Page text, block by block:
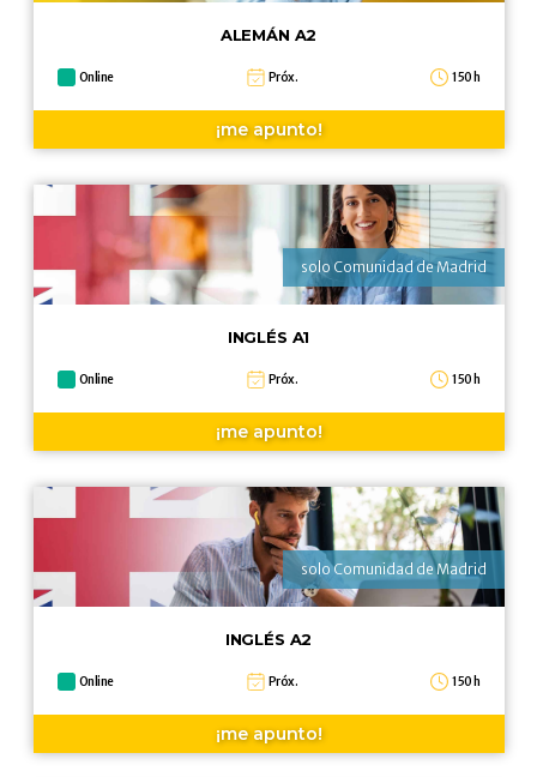
ALEMÁN A2
Online Próx. 150 h
¡me apunto!
solo Comunidad de Madrid
INGLÉS A1
Online Próx. 150 h
¡me apunto!
solo Comunidad de Madrid
INGLÉS A2
Online Próx. 150 h
¡me apunto!